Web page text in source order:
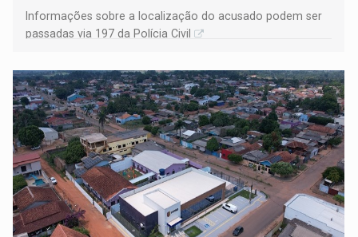
Informações sobre a localização do acusado podem ser
passadas via 197 da Polícia Civil